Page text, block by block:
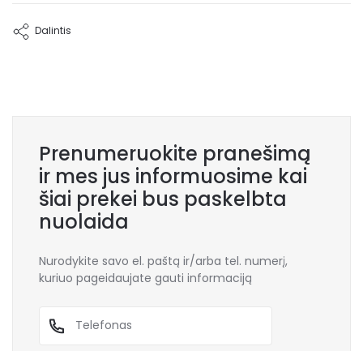
DarioDalintis
Prenumeruokite pranešimą
ir mes jus informuosime kai
šiai prekei bus paskelbta
nuolaida
Nurodykite savo el. paštą ir/arba tel. numerį,
kuriuo pageidaujate gauti informaciją